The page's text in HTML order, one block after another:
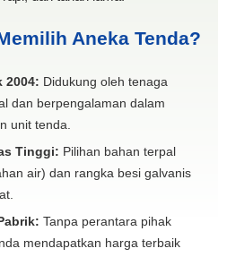
Aneka Tenda?
2004: Didukung oleh tenaga
dan berpengalaman dalam
unit tenda.
Tinggi: Pilihan bahan terpal
air) dan rangka besi galvanis
Tanpa perantara pihak
mendapatkan harga terbaik